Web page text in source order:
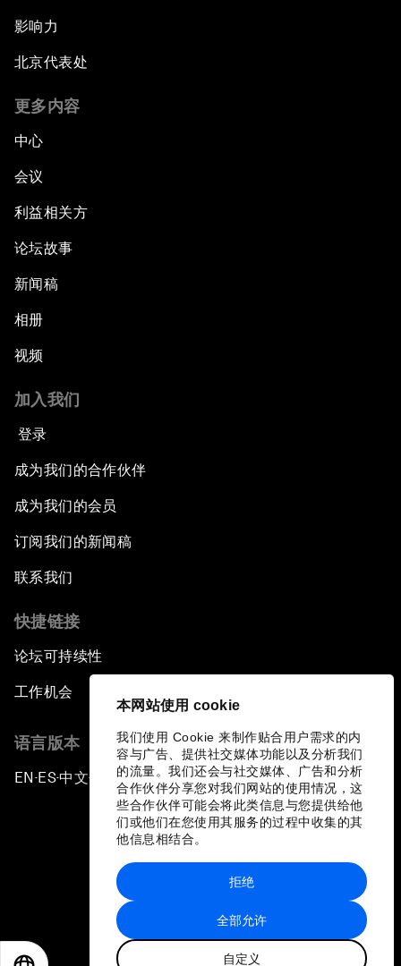
本网站使用 cookie
我们使用 Cookie 来制作贴合用户需求的内
容与广告、提供社交媒体功能以及分析我们
的流量。我们还会与社交媒体、广告和分析
合作伙伴分享您对我们网站的使用情况，这
些合作伙伴可能会将此类信息与您提供给他
们或他们在您使用其服务的过程中收集的其
他信息相结合。
全部允许
自定义
拒绝
影响力
北京代表处
更多内容
中心
会议
利益相关方
论坛故事
新闻稿
相册
视频
加入我们
登录
成为我们的合作伙伴
成为我们的会员
订阅我们的新闻稿
联系我们
快捷链接
论坛可持续性
工作机会
语言版本
EN ▪ES▪中文▪ 日本語
站点地图